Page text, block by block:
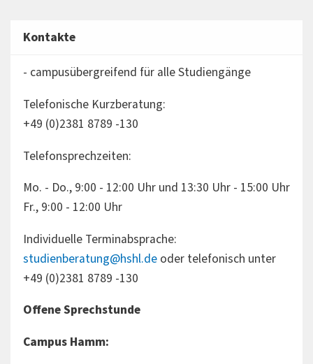
Kontakte
- campusübergreifend für alle Studiengänge
Telefonische Kurzberatung:
+49 (0)2381 8789 -130
Telefonsprechzeiten:
Mo. - Do., 9:00 - 12:00 Uhr und 13:30 Uhr - 15:00 Uhr
Fr., 9:00 - 12:00 Uhr
Individuelle Terminabsprache:
studienberatung@hshl.deoder telefonisch unter
+49 (0)2381 8789 -130
Offene Sprechstunde
Campus Hamm: